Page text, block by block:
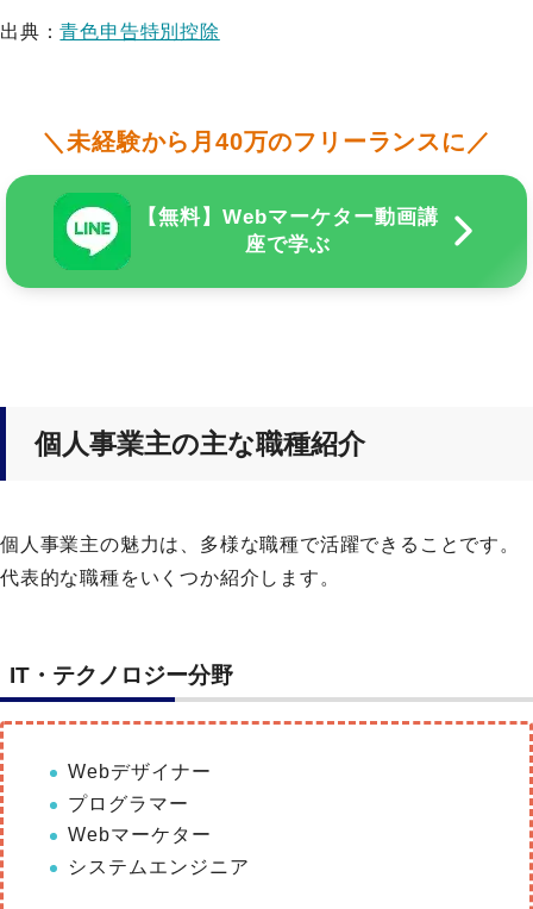
出典：青色申告特別控除
＼未経験から月40万のフリーランスに／
【無料】Webマーケター動画講
座で学ぶ
個人事業主の主な職種紹介
個人事業主の魅力は、多様な職種で活躍できることです。
代表的な職種をいくつか紹介します。
IT・テクノロジー分野
Webデザイナー
プログラマー
Webマーケター
システムエンジニア